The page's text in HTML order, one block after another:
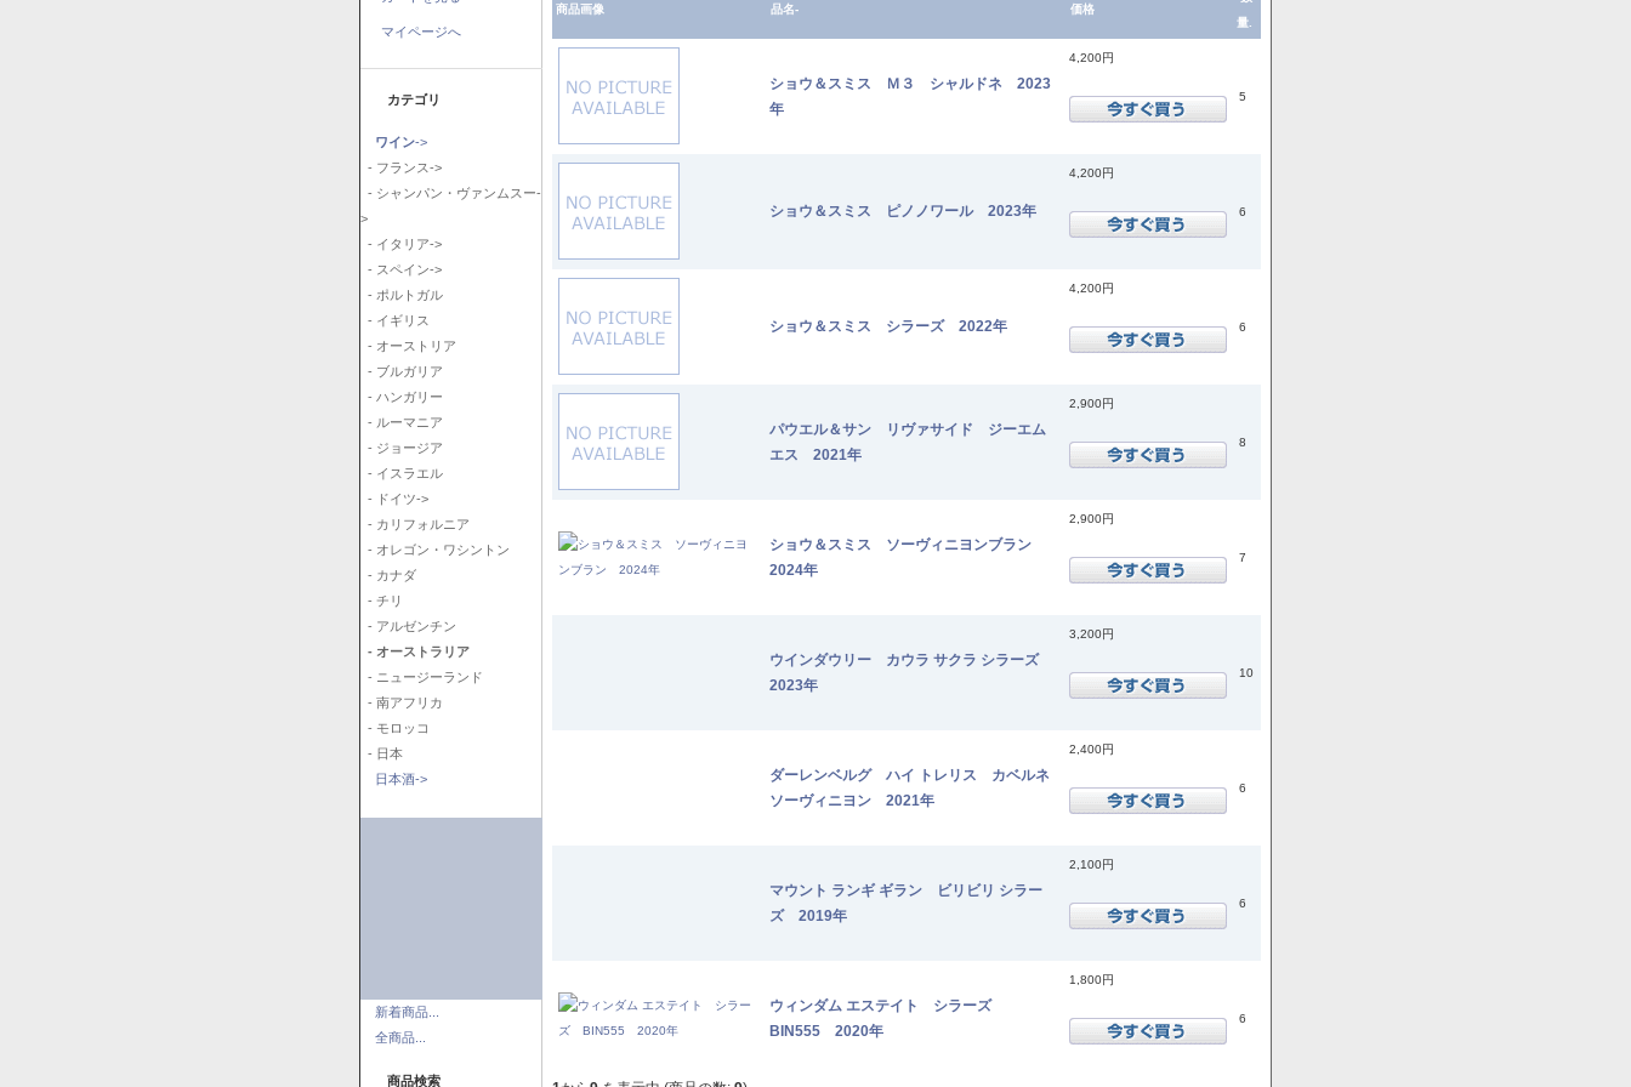
マイページへ
カテゴリ
ワイン->
- フランス->
- シャンパン・ヴァンムスー-
>
- イタリア->
- スペイン->
- ポルトガル
- イギリス
- オーストリア
- ブルガリア
- ハンガリー
- ルーマニア
- ジョージア
- イスラエル
- ドイツ->
- カリフォルニア
- オレゴン・ワシントン
- カナダ
- チリ
- アルゼンチン
- オーストラリア
- ニュージーランド
- 南アフリカ
- モロッコ
- 日本
日本酒->
新着商品...
全商品...
商品検索
商品画像 品名- 価格
量.
ショウ＆スミス Ｍ３ シャルドネ 2023
年
4,200円
5
ショウ＆スミス ピノノワール 2023年
4,200円
6
ショウ＆スミス シラーズ 2022年
4,200円
6
パウエル＆サン リヴァサイド ジーエム
エス 2021年
2,900円
8
ショウ＆スミス ソーヴィニヨンブラン
2024年
2,900円
7
ウインダウリー カウラ サクラ シラーズ
2023年
3,200円
10
ダーレンベルグ ハイ トレリス カベルネ
ソーヴィニヨン 2021年
2,400円
6
マウント ランギ ギラン ビリビリ シラー
ズ 2019年
2,100円
6
ウィンダム エステイト シラーズ
BIN555 2020年
1,800円
6